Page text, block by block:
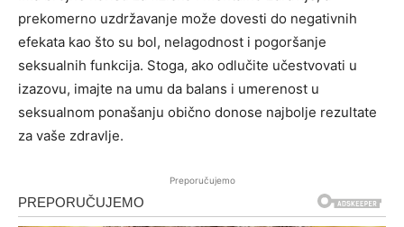
prekomerno uzdržavanje može dovesti do negativnih
efekata kao što su bol, nelagodnost i pogoršanje
seksualnih funkcija. Stoga, ako odlučite učestvovati u
izazovu, imajte na umu da balans i umerenost u
seksualnom ponašanju obično donose najbolje rezultate
za vaše zdravlje.
Preporučujemo